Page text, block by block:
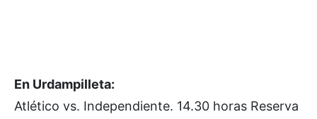
En Urdampilleta:
Atlético vs. Independiente. 14.30 horas Reserva